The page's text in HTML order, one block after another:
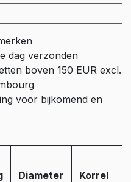
dag verzonden
boven 150 EUR excl.
voor bijkomend en
Diameter Korrel